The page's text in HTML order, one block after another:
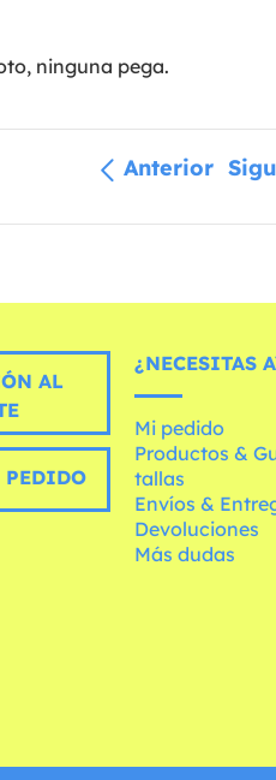
ninguna pega.
Anterior
AL
PEDIDO
¿NECESITAS
Mi pedido
Productos &
tallas
Envíos &
Devoluciones
Más dudas